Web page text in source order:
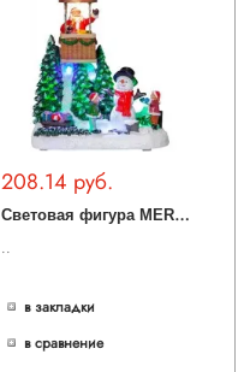
208.14 руб.
С
ветовая фигура MERRYVILLE 411263
..
в закладки
в сравнение